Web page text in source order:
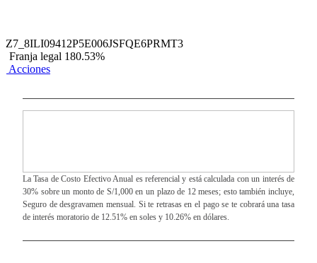
Z7_8ILI09412P5E006JSFQE6PRMT3
Franja legal 180.53%
Acciones
La Tasa de Costo Efectivo Anual es referencial y está calculada con un interés de
30% sobre un monto de S/1,000 en un plazo de 12 meses; esto también incluye,
Seguro de desgravamen mensual. Si te retrasas en el pago se te cobrará una tasa
de interés moratorio de 12.51% en soles y 10.26% en dólares.